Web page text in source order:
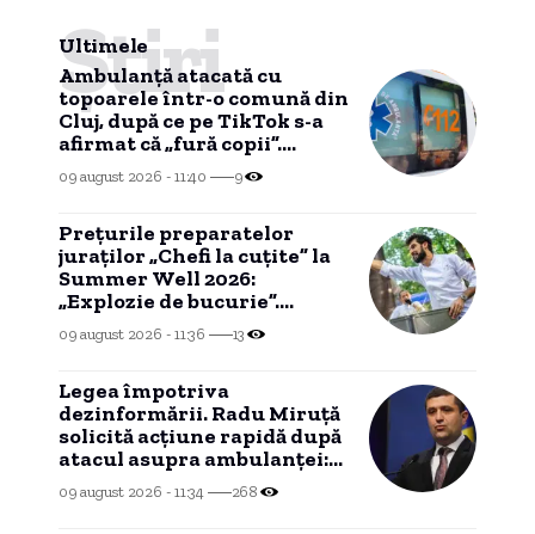
Ultimele
Știri
Ambulanță atacată cu
topoarele într-o comună din
Cluj, după ce pe TikTok s-a
afirmat că „fură copii”.
Șoferul a fost rănit.
09 august 2026 - 11:40 9
Prețurile preparatelor
juraților „Chefi la cuțite” la
Summer Well 2026:
„Explozie de bucurie”.
Opțiuni culinare disponibile
în ultima zi de festival.
09 august 2026 - 11:36 13
Legea împotriva
dezinformării. Radu Miruță
solicită acțiune rapidă după
atacul asupra ambulanței:
Minciuna online a
transformat realitatea
09 august 2026 - 11:34 268